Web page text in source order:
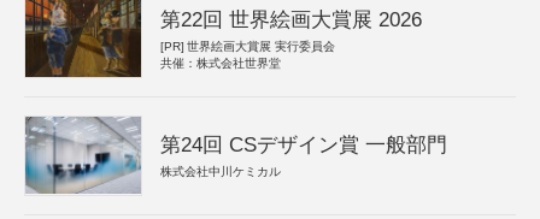
第22回 世界絵画大賞展 2026
[PR] 世界絵画大賞展 実行委員会
共催：株式会社世界堂
第24回 CSデザイン賞 一般部門
株式会社中川ケミカル